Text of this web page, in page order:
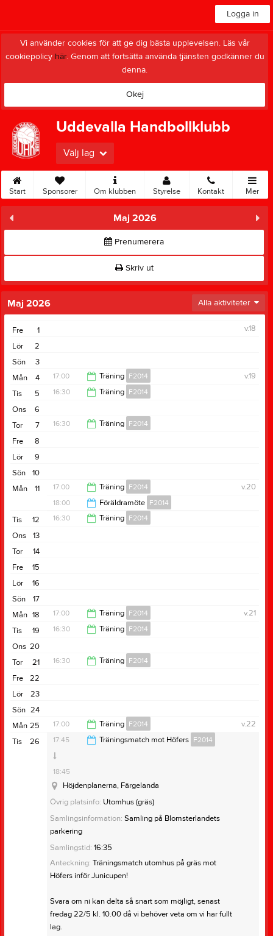
Logga in
Vi använder cookies för att ge dig bästa upplevelsen. Läs vår
cookiepolicy här. Genom att fortsätta använda tjänsten godkänner du
denna.
Okej
Uddevalla Handbollklubb
Välj lag
Start Sponsorer Om klubben Styrelse Kontakt Mer
Maj 2026
Prenumerera
Skriv ut
Maj 2026 Alla aktiviteter
1
Fre
v.18
2
Lör
3
Sön
4
Mån v.19
17:00 Träning F2014
5
Tis 16:30 Träning F2014
17:30
6
Ons
7
Tor 16:30 Träning F2014
8
Fre
9
Lör
10
Sön
11
Mån v.20
17:00 Träning F2014
18:00
18:00 Föräldramöte F2014
12
Tis 16:30 Träning F2014
13
Ons
14
Tor
15
Fre
16
Lör
17
Sön
18
Mån v.21
17:00 Träning F2014
19
Tis 16:30 Träning F2014
17:30
20
Ons
21
Tor 16:30 Träning F2014
22
Fre
23
Lör
24
Sön
25
Mån v.22
17:00 Träning F2014
18:30
26
Tis 17:45 Träningsmatch mot Höfers F2014
18:45
Höjdenplanerna, Färgelanda
Övrig platsinfo: Utomhus (gräs)
Samlingsinformation: Samling på Blomsterlandets
parkering
Samlingstid: 16:35
Anteckning: Träningsmatch utomhus på gräs mot
Höfers inför Junicupen!
Svara om ni kan delta så snart som möjligt, senast
fredag 22/5 kl. 10.00 då vi behöver veta om vi har fullt
lag.